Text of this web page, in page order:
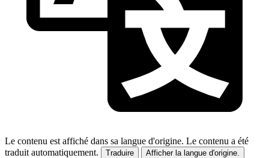
Le contenu est affiché dans sa langue d'origine. Le contenu a été
traduit automatiquement.
Traduire Afficher la langue d'origine.